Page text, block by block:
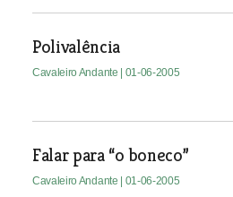
Polivalência
Cavaleiro Andante | 01-06-2005
Falar para “o boneco”
Cavaleiro Andante | 01-06-2005